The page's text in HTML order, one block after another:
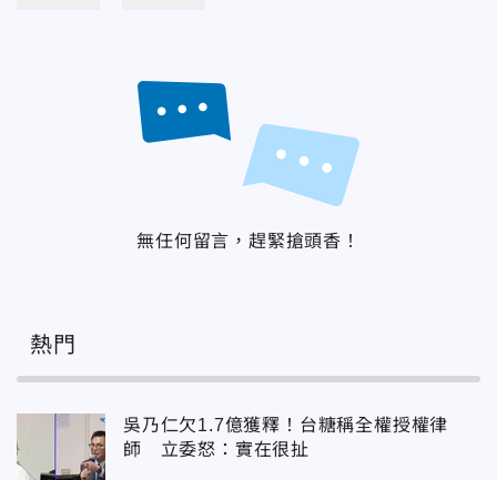
無任何留言，趕緊搶頭香！
熱門
吳乃仁欠1.7億獲釋！台糖稱全權授權律
師 立委怒：實在很扯